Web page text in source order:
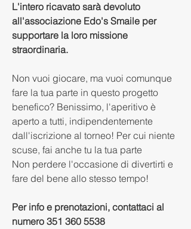
L'intero ricavato sarà devoluto
all'associazione Edo's Smaile per
supportare la loro missione
straordinaria.
Non vuoi giocare, ma vuoi comunque
fare la tua parte in questo progetto
benefico? Benissimo, l'aperitivo è
aperto a tutti, indipendentemente
dall'iscrizione al torneo! Per cui niente
scuse, fai anche tu la tua parte
Non perdere l'occasione di divertirti e
fare del bene allo stesso tempo!
Per info e prenotazioni, contattaci al
numero 351 360 5538